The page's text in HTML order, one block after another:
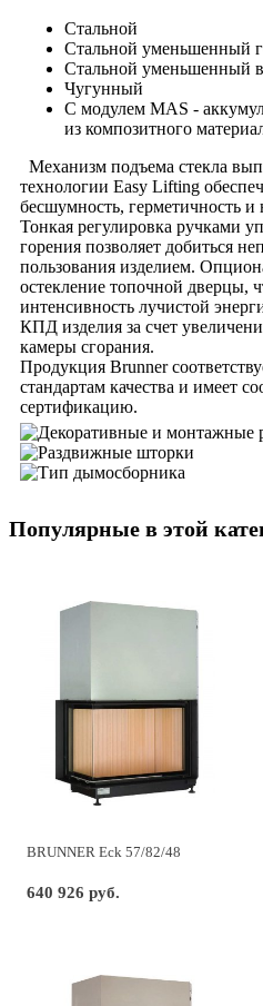
Стальной
Стальной уменьшенный
Стальной уменьшенный
Чугунный
С модулем MAS -
из композитного
Механизм подъема стекла
технологии Easy Lifting
бесшумность, герметичность и
Тонкая регулировка ручками
горения позволяет добиться
пользования изделием.
остекление топочной дверцы,
интенсивность лучистой
КПД изделия за счет
камеры сгорания.
Продукция Brunner
стандартам качества и имеет
сертификацию.
Популярные в этой
BRUNNER Eck 57/82/48
640 926 руб.